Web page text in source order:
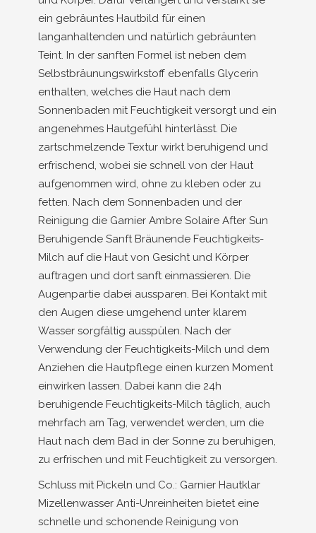
ein gebräuntes Hautbild für einen
langanhaltenden und natürlich gebräunten
Teint. In der sanften Formel ist neben dem
Selbstbräunungswirkstoff ebenfalls Glycerin
enthalten, welches die Haut nach dem
Sonnenbaden mit Feuchtigkeit versorgt und ein
angenehmes Hautgefühl hinterlässt. Die
zartschmelzende Textur wirkt beruhigend und
erfrischend, wobei sie schnell von der Haut
aufgenommen wird, ohne zu kleben oder zu
fetten. Nach dem Sonnenbaden und der
Reinigung die Garnier Ambre Solaire After Sun
Beruhigende Sanft Bräunende Feuchtigkeits-
Milch auf die Haut von Gesicht und Körper
auftragen und dort sanft einmassieren. Die
Augenpartie dabei aussparen. Bei Kontakt mit
den Augen diese umgehend unter klarem
Wasser sorgfältig ausspülen. Nach der
Verwendung der Feuchtigkeits-Milch und dem
Anziehen die Hautpflege einen kurzen Moment
einwirken lassen. Dabei kann die 24h
beruhigende Feuchtigkeits-Milch täglich, auch
mehrfach am Tag, verwendet werden, um die
Haut nach dem Bad in der Sonne zu beruhigen,
zu erfrischen und mit Feuchtigkeit zu versorgen.
Schluss mit Pickeln und Co.: Garnier Hautklar
Mizellenwasser Anti-Unreinheiten bietet eine
schnelle und schonende Reinigung von